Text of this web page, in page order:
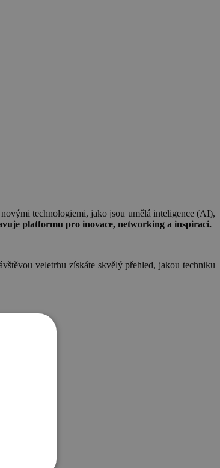
technologiemi, jako jsou umělá inteligence (AI),
platformu pro inovace, networking a inspiraci.
veletrhu získáte skvělý přehled, jakou techniku